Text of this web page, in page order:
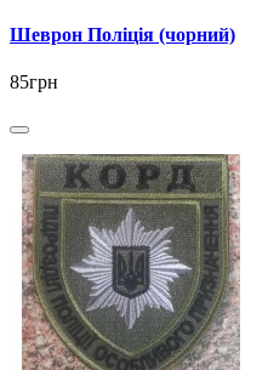
Шеврон Поліція (чорний)
85грн